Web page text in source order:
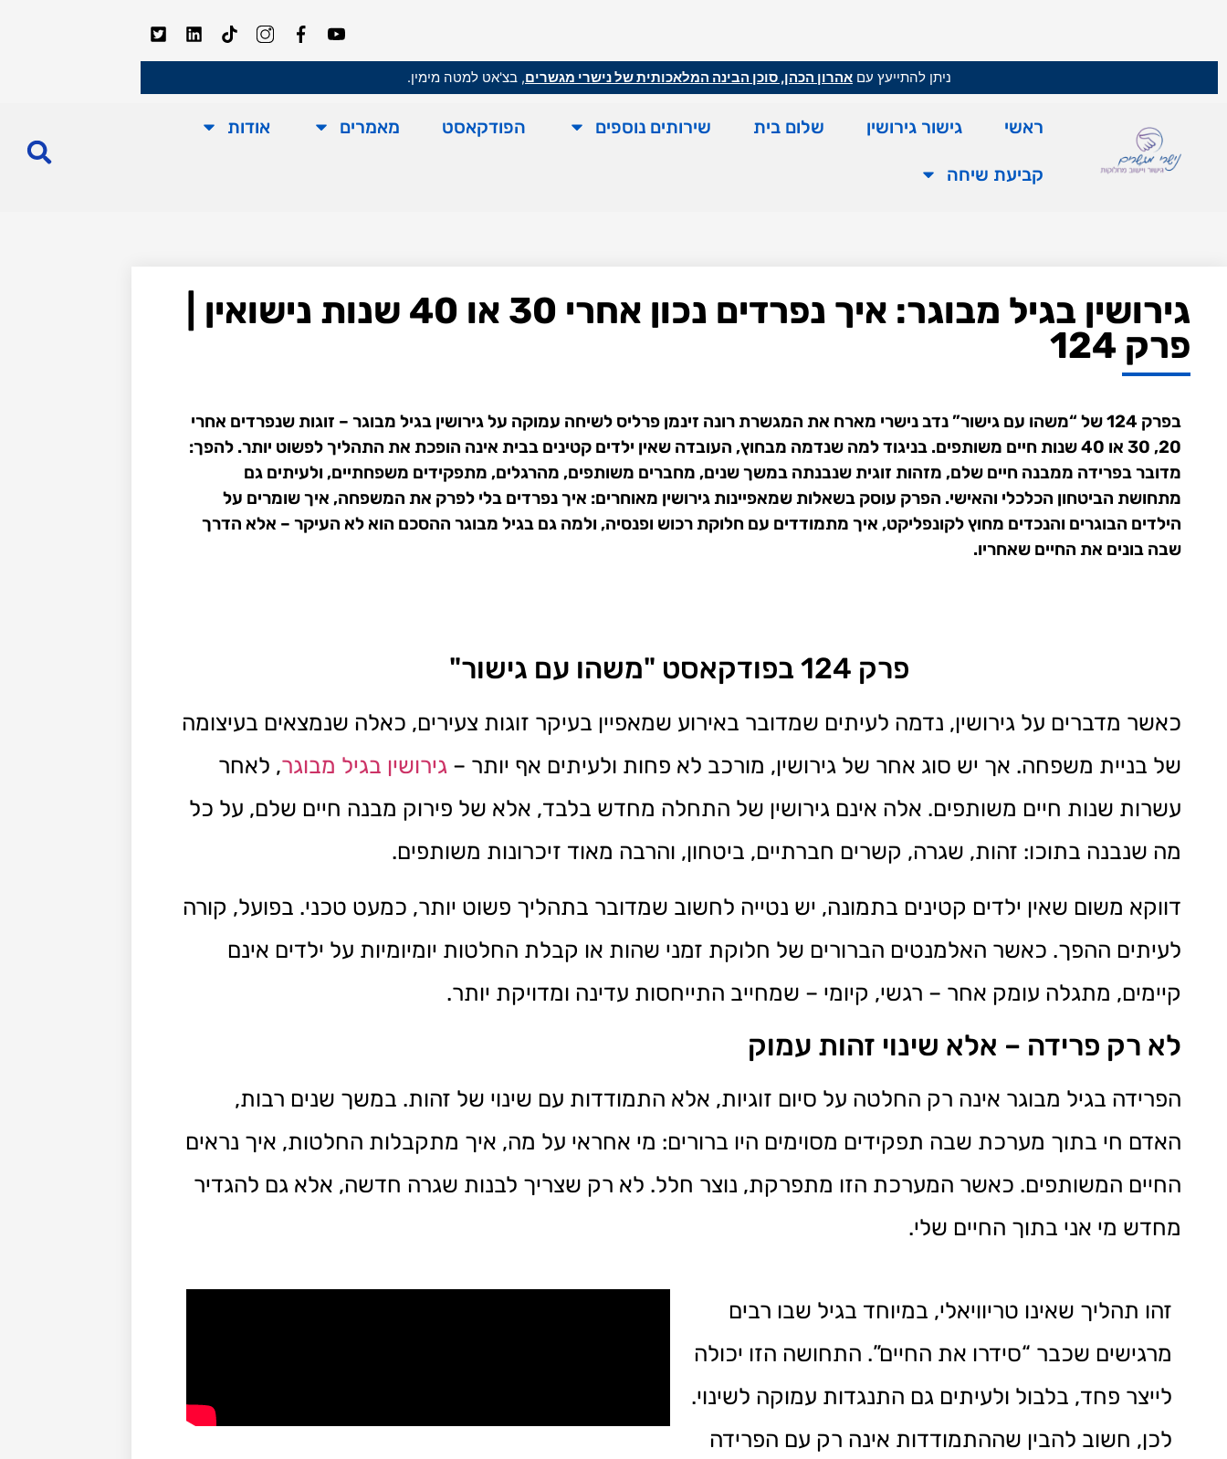
ניתן להתייעץ עם אהרון הכהן, סוכן הבינה המלאכותית של נישרי מגשרים, בצ'אט למטה מימין.
ראשי גישור גירושין שלום בית שירותים נוספים הפודקאסט מאמרים אודות
קביעת שיחה
גירושין בגיל מבוגר: איך נפרדים נכון אחרי 30 או 40 שנות נישואין |
פרק 124
בפרק 124 של “משהו עם גישור” נדב נישרי מארח את המגשרת רונה זינמן פרליס לשיחה עמוקה על גירושין בגיל מבוגר – זוגות שנפרדים אחרי
20, 30 או 40 שנות חיים משותפים. בניגוד למה שנדמה מבחוץ, העובדה שאין ילדים קטינים בבית אינה הופכת את התהליך לפשוט יותר. להפך:
מדובר בפרידה ממבנה חיים שלם, מזהות זוגית שנבנתה במשך שנים, מחברים משותפים, מהרגלים, מתפקידים משפחתיים, ולעיתים גם
מתחושת הביטחון הכלכלי והאישי. הפרק עוסק בשאלות שמאפיינות גירושין מאוחרים: איך נפרדים בלי לפרק את המשפחה, איך שומרים על
הילדים הבוגרים והנכדים מחוץ לקונפליקט, איך מתמודדים עם חלוקת רכוש ופנסיה, ולמה גם בגיל מבוגר ההסכם הוא לא העיקר – אלא הדרך
שבה בונים את החיים שאחריו.
פרק 124 בפודקאסט "משהו עם גישור"
כאשר מדברים על גירושין, נדמה לעיתים שמדובר באירוע שמאפיין בעיקר זוגות צעירים, כאלה שנמצאים בעיצומה
של בניית משפחה. אך יש סוג אחר של גירושין, מורכב לא פחות ולעיתים אף יותר – גירושין בגיל מבוגר, לאחר
עשרות שנות חיים משותפים. אלה אינם גירושין של התחלה מחדש בלבד, אלא של פירוק מבנה חיים שלם, על כל
מה שנבנה בתוכו: זהות, שגרה, קשרים חברתיים, ביטחון, והרבה מאוד זיכרונות משותפים.
דווקא משום שאין ילדים קטינים בתמונה, יש נטייה לחשוב שמדובר בתהליך פשוט יותר, כמעט טכני. בפועל, קורה
לעיתים ההפך. כאשר האלמנטים הברורים של חלוקת זמני שהות או קבלת החלטות יומיומיות על ילדים אינם
קיימים, מתגלה עומק אחר – רגשי, קיומי – שמחייב התייחסות עדינה ומדויקת יותר.
לא רק פרידה – אלא שינוי זהות עמוק
הפרידה בגיל מבוגר אינה רק החלטה על סיום זוגיות, אלא התמודדות עם שינוי של זהות. במשך שנים רבות,
האדם חי בתוך מערכת שבה תפקידים מסוימים היו ברורים: מי אחראי על מה, איך מתקבלות החלטות, איך נראים
החיים המשותפים. כאשר המערכת הזו מתפרקת, נוצר חלל. לא רק שצריך לבנות שגרה חדשה, אלא גם להגדיר
מחדש מי אני בתוך החיים שלי.
זהו תהליך שאינו טריוויאלי, במיוחד בגיל שבו רבים
מרגישים שכבר “סידרו את החיים”. התחושה הזו יכולה
לייצר פחד, בלבול ולעיתים גם התנגדות עמוקה לשינוי.
לכן, חשוב להבין שההתמודדות אינה רק עם הפרידה